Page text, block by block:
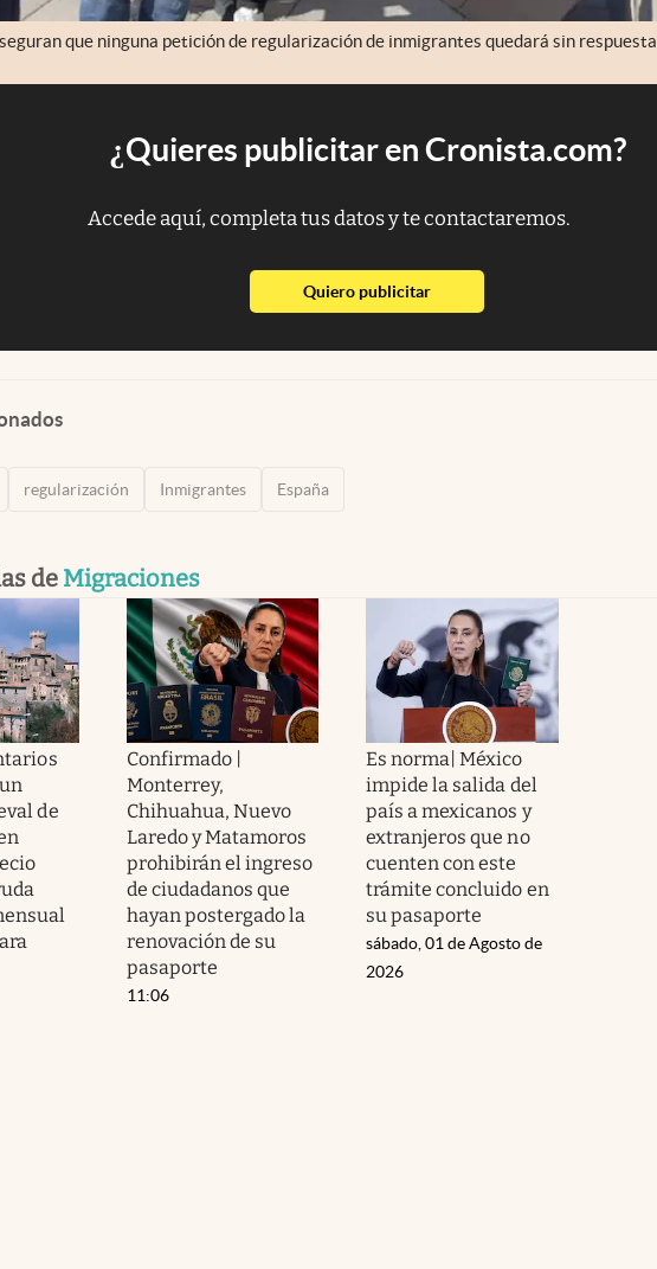
que ninguna petición de regularización de inmigrantes quedará sin respuesta.
¿Quieres publicitar en Cronista.com?
Accede aquí, completa tus datos y te contactaremos.
Quiero publicitarabre en nueva pestaña
regularización Inmigrantes España
de Migraciones
de
Confirmado |
Monterrey,
Chihuahua, Nuevo
Laredo y Matamoros
prohibirán el ingreso
de ciudadanos que
hayan postergado la
renovación de su
pasaporte
11:06
Es norma| México
impide la salida del
país a mexicanos y
extranjeros que no
cuenten con este
trámite concluido en
su pasaporte
sábado, 01 de Agosto de
2026